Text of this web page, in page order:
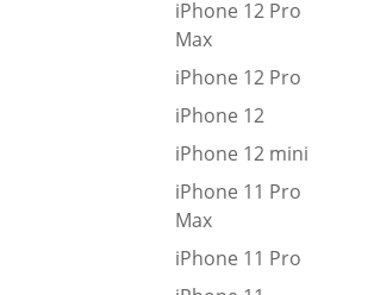
iPhone 12 Pro
Max
iPhone 12 Pro
iPhone 12
iPhone 12 mini
iPhone 11 Pro
Max
iPhone 11 Pro